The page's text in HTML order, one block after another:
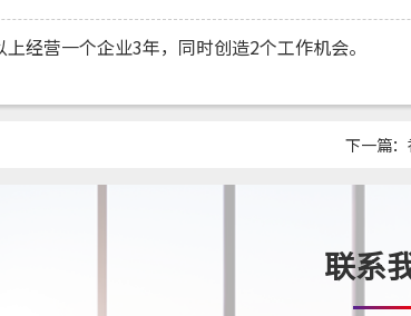
营一个企业3年，同时创造2个工作机会。
下一篇：
联系